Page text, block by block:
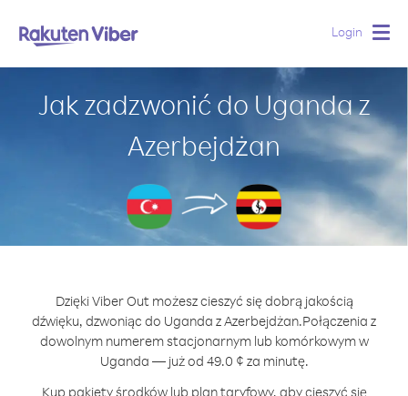
Login
Jak zadzwonić do Uganda z
Azerbejdżan
Dzięki Viber Out możesz cieszyć się dobrą jakością
dźwięku, dzwoniąc do Uganda z Azerbejdżan.Połączenia z
dowolnym numerem stacjonarnym lub komórkowym w
Uganda — już od 49.0 ¢ za minutę.
Kup pakiety środków lub plan taryfowy, aby cieszyć się